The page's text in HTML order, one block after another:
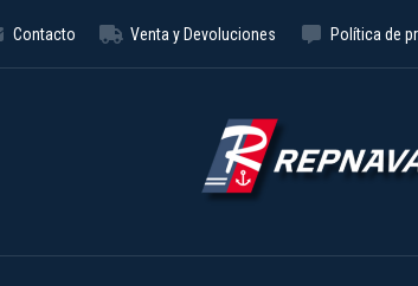
Contacto Venta y Devoluciones Política de
NÁUTICA